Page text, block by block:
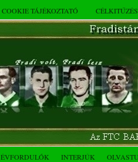
TÁJÉKOZTATÓ
ÉVFORDULÓK INTERJÚK